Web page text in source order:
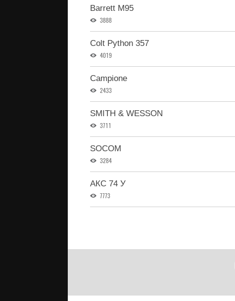
Barrett M95
3888
Colt Python 357
4019
Campione
2433
SMITH & WESSON
3711
SOCOM
3284
АКС 74 У
7773